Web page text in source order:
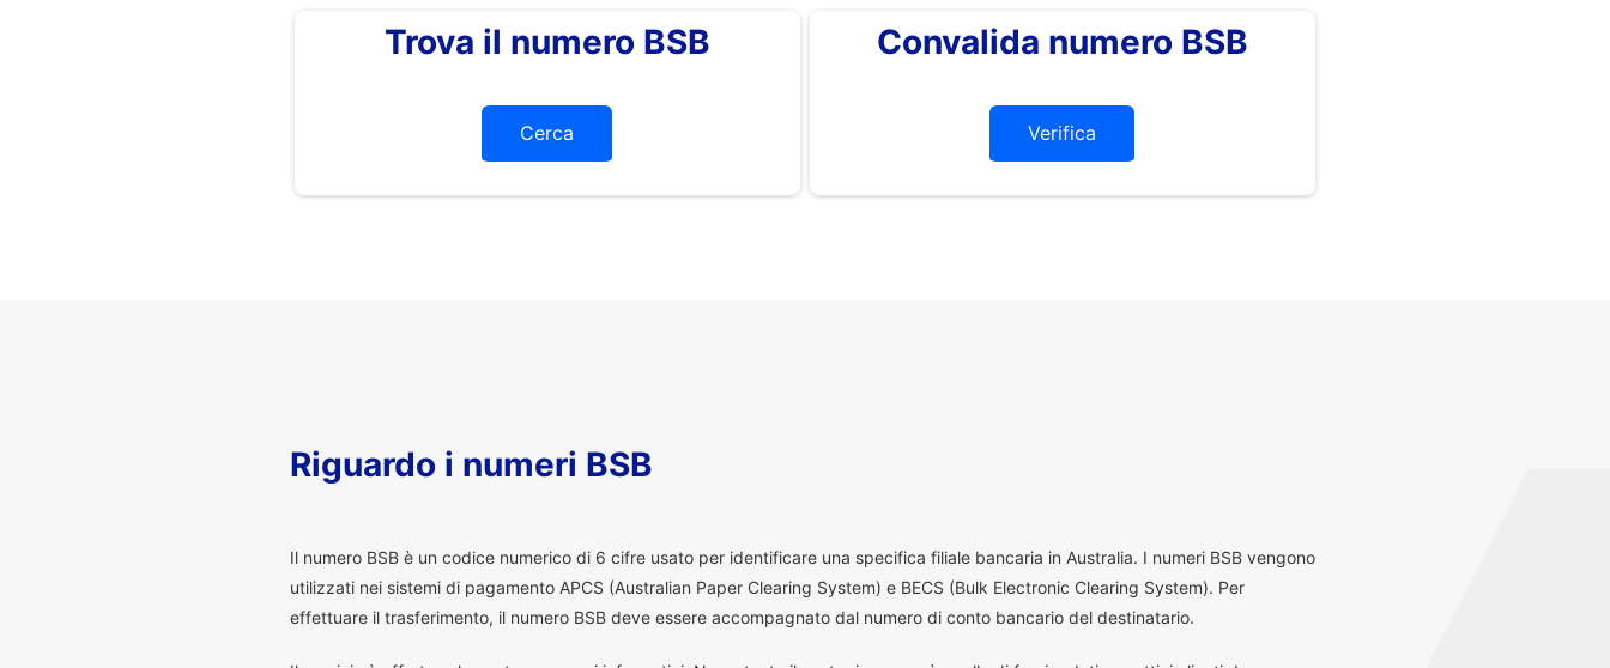
Trova il numero BSB
Cerca
Convalida numero BSB
Verifica
Riguardo i numeri BSB
Il numero BSB è un codice numerico di 6 cifre usato per identificare una specifica filiale bancaria in Australia. I numeri BSB vengono
utilizzati nei sistemi di pagamento APCS (Australian Paper Clearing System) e BECS (Bulk Electronic Clearing System). Per
effettuare il trasferimento, il numero BSB deve essere accompagnato dal numero di conto bancario del destinatario.